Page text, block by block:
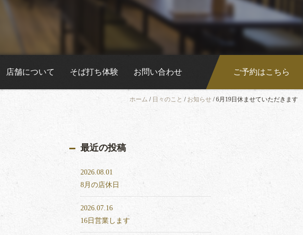
店舗について そば打ち体験 お問い合わせ ご予約はこちら
ホーム / 日々のこと / お知らせ /6月19日休ませていただきます
最近の投稿
2026.08.01
8月の店休日
2026.07.16
16日営業します